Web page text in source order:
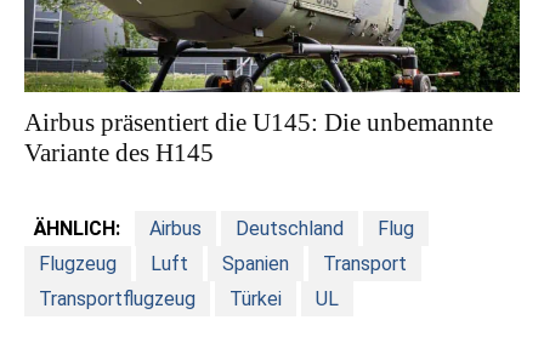
Airbus präsentiert die U145: Die unbemannte
Variante des H145
ÄHNLICH: Airbus Deutschland
Flug
Flugzeug
Luft Spanien
Transport
Transportflugzeug
Türkei UL